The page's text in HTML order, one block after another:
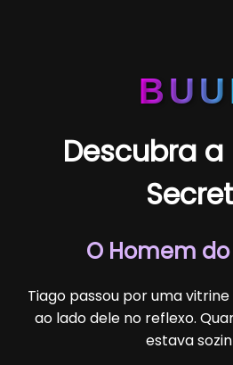
Descubra a
O Homem
Tiago passou por uma
ao lado dele no reflexo.
estava